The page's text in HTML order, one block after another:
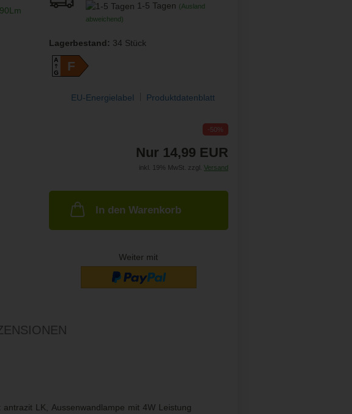
1-5 Tagen (Ausland
abweichend)
Lagerbestand: 34 Stück
A
GF
EU-Energielabel Produktdatenblatt
-50%
Nur 14,99 EUR
inkl. 19% MwSt. zzgl. Versand
In den Warenkorb
Weiter mit
LK, Aussenwandlampe mit 4W Leistung